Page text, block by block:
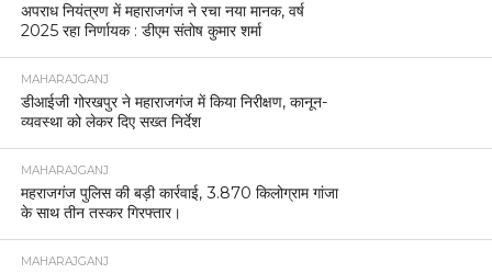
अपराध नियंत्रण में महाराजगंज ने रचा नया मानक, वर्ष
2025 रहा निर्णायक : डीएम संतोष कुमार शर्मा
MAHARAJGANJ
डीआईजी गोरखपुर ने महाराजगंज में किया निरीक्षण, कानून-
व्यवस्था को लेकर दिए सख्त निर्देश
MAHARAJGANJ
महराजगंज पुलिस की बड़ी कार्रवाई, 3.870 किलोग्राम गांजा
के साथ तीन तस्कर गिरफ्तार।
MAHARAJGANJ